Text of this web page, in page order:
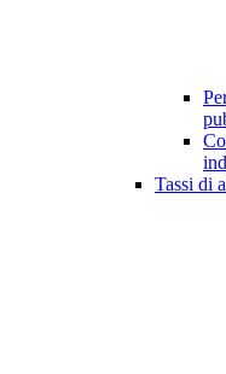
Tassi di